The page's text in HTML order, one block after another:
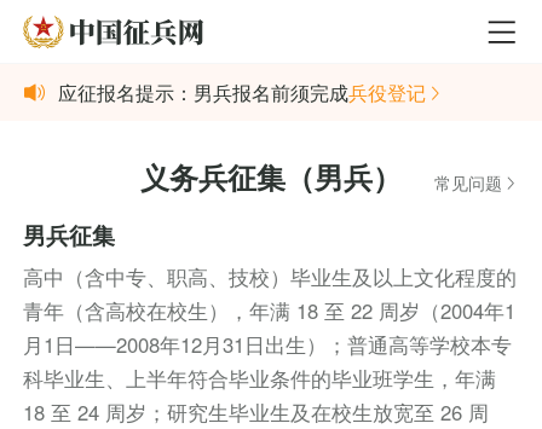
应征报名提示：男兵报名前须完成兵役登记
义务兵征集（男兵） 常见问题
男兵征集
高中（含中专、职高、技校）毕业生及以上文化程度的
青年（含高校在校生），年满 18 至 22 周岁（2004年1
月1日——2008年12月31日出生）；普通高等学校本专
科毕业生、上半年符合毕业条件的毕业班学生，年满
18 至 24 周岁；研究生毕业生及在校生放宽至 26 周